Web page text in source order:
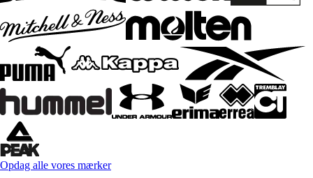
Opdag alle vores mærker